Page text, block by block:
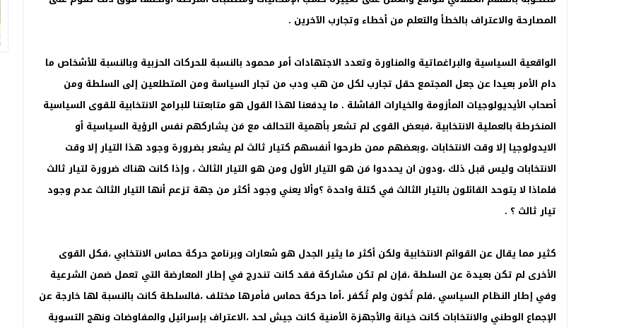
المصارحة والاعتراف بالخطأ والتعلم من أخطاء وتجارب الآخرين .
الواقعية السياسية والبراغماتية والمناورة وتعدد الاجتهادات أمر محمود بالنسبة للحركات الحزبية وبالنسبة للأشخاص ما
دام الأمر بعيدا عن جعل المجتمع حقل تجارب لكل من هب ودب من تجار السياسة ومن المتطلعين إلى السلطة ومن
أصحاب الأيديولوجيات المأزومة والخيارات الفاشلة . ما يدفعنا لهذا القول هو متابعتنا للبرامج الانتخابية للقوى السياسية
المنخرطة بالعملية الانتخابية ،فبعض القوى لم تشعر بأهمية التحالف مع مَن يشاركهم نفس الرؤية السياسية أو
الايدولوجيا إلا وقت الانتخابات ،وبعضهم ممن طرحوا أنفسهم كتيار ثالث لم يشعر بضرورة وجود هذا التيار إلا وقت
الانتخابات وليس قبل ذلك ،ودون ان يحددوا مَن هو التيار الأول ومن هو التيار الثالث ، وإذا كانت هناك ضرورة لتيار ثالث
فلماذا لا يتوحد القائلون بالتيار الثالث في كتلة واحدة ؟وألا يعني وجود أكثر من جهة تزعم أنها التيار الثالث عدم وجود
تيار ثالث ؟ .
كثير مما يقال عن القوائم الانتخابية ولكن أكثر ما يثير الجدل هو شعارات وبرنامج حركة حماس الانتخابي ،فكل القوى
الأخرى لم تكن بعيدة عن السلطة ،فإن لم تكن مشاركة فقد كانت تندرج في إطار المعارضة التي تعمل ضمن الشرعية
وفي إطار النظام السياسي ،فلم تُخون ولم تُكفر ،أما حركة حماس فأمرها مختلف ،فالسلطة كانت بالنسبة لها خارجة عن
الإجماع الوطني والانتخابات كانت خيانة والأجهزة الأمنية كانت جيش لحد ،الاعتراف بإسرائيل والمفاوضات ونهج التسوية